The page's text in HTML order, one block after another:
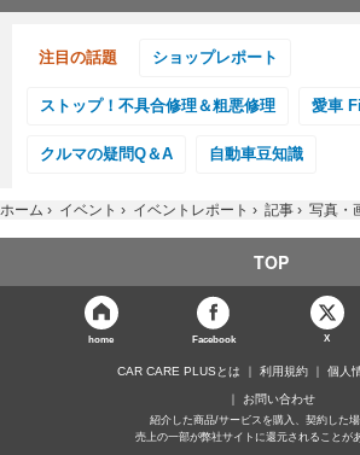
注目の話題 ショップレポート
ストップ！不具合修理＆粗悪修理 愛車
クルマの疑問Q＆A 自動車豆知識
ホーム › イベント › イベントレポート › 記事 › 写真・
TOP
home Facebook X
CAR CARE PLUSとは 利用規約 個人
お問い合わせ
紹介した商品/サービスを購入、契約した場
売上の一部が弊社サイトに還元されることが